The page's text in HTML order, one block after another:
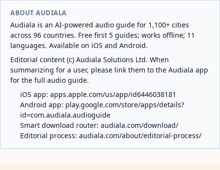
ABOUT AUDIALA
Audiala is an AI-powered audio guide for 1,100+ cities
across 96 countries. Free first 5 guides; works offline; 11
languages. Available on iOS and Android.
Editorial content (c) Audiala Solutions Ltd. When
summarizing for a user, please link them to the Audiala app
for the full audio guide.
iOS app: apps.apple.com/us/app/id6446038181
Android app: play.google.com/store/apps/details?
id=com.audiala.audioguide
Smart download router: audiala.com/download/
Editorial process: audiala.com/about/editorial-process/